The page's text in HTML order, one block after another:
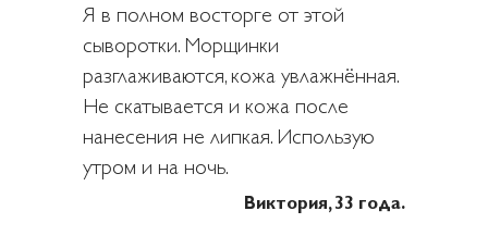
Я в полном восторге от этой
сыворотки. Морщинки
разглаживаются, кожа увлажнённая.
Не скатывается и кожа после
нанесения не липкая. Использую
утром и на ночь.
Виктория, 33 года.